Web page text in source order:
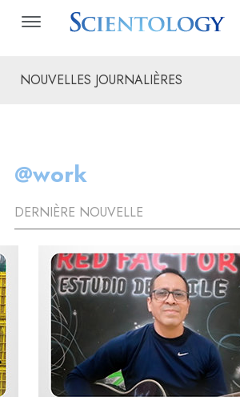
NOUVELLES JOURNALIÈRES
@work
DERNIÈRE NOUVELLE